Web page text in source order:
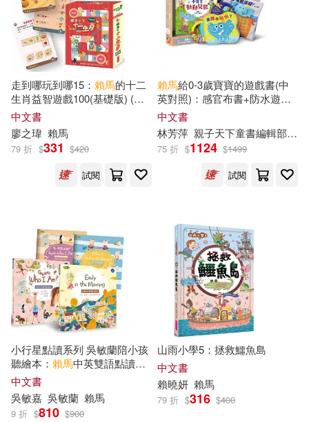
走到哪玩到哪15： 賴馬的十二
生肖益智遊戲100(基礎版) (附
可重複書寫用卡片50張+白板
筆)
中文書
廖之瑋 賴馬
79 折 $331 $420
試閱
賴馬給0-3歲寶寶的遊戲書(中
英對照)：感官布書+防水遊戲
書+中英兒歌本&CD
中文書
林芳萍 親子天下童書編輯部 賴
75 折 $1124 $1499
試閱
小行星點讀系列 吳敏蘭陪小孩
聽繪本： 賴馬中英雙語點讀繪
本(2書+2手冊)
中文書
吳敏嘉 吳敏蘭 賴馬
9 折 $810 $900
山雨小學5：拯救鱷魚島
中文書
賴曉妍 賴馬
79 折 $316 $400